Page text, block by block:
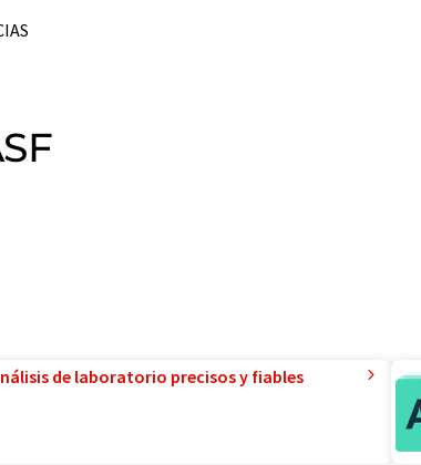
de laboratorio precisos y fiables